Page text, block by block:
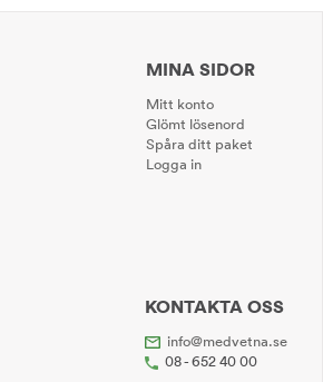
MINA SIDOR
Mitt konto
Glömt lösenord
Spåra ditt paket
Logga in
KONTAKTA OSS
info@medvetna.se
08 - 652 40 00